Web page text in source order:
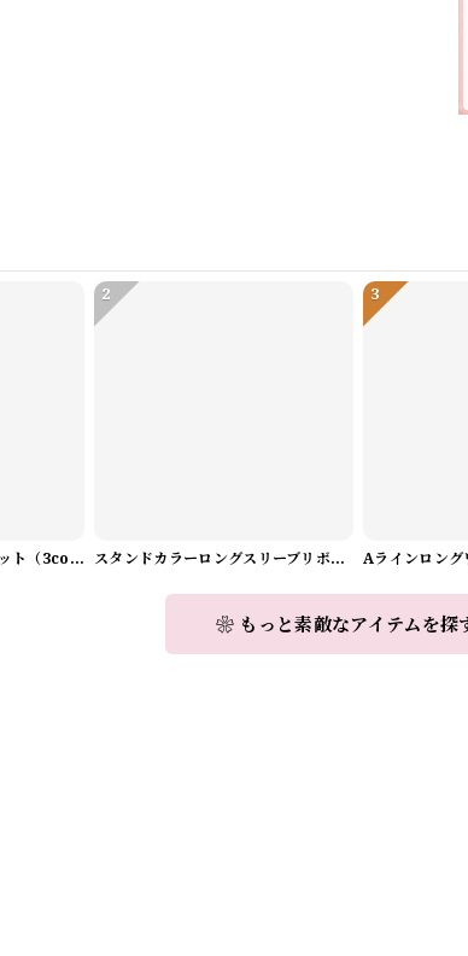
Vネックラップデザインニット（3color） A1008
2
スタンドカラーロングスリーブリボンブラウス（3color） A1126
3
❀ もっと素敵なアイテムを